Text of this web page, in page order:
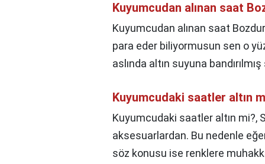
Kuyumcudan alınan saat
Kuyumcudan alınan saat
para eder biliyormusun sen o
aslında altın suyuna
Kuyumcudaki saatler altın
Kuyumcudaki saatler altın mi?,
aksesuarlardan. Bu nedenle
söz konusu ise renklere